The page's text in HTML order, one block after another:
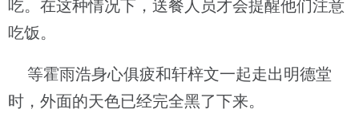
吃。在这种情况下，送餐人员才会提醒他们注意
吃饭。
等霍雨浩身心俱疲和轩梓文一起走出明德堂
时，外面的天色已经完全黑了下来。